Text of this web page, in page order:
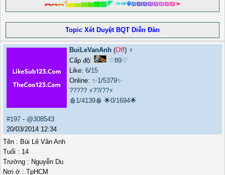
︻︻︻¶▅▅▆▆▇▇◤ ✑✑☬₪₪₪₪₪₪₪₪➣
Topic Xét Duyệt BQT Diễn Đàn
BuiLeVanAnh (Off) ♀️
Cấp độ:
♡89♡
Like: 6/15
Online: ✨1/5379✨
????? ⚡??/??⚡
🩸1/4139🩸 🌟0/1694🌟
#197 - @308543
20/03/2014 12:34
Tên : Bùi Lê Vân Anh
Tuổi : 14
Trường : Nguyễn Du
Nơi ở : TpHCM